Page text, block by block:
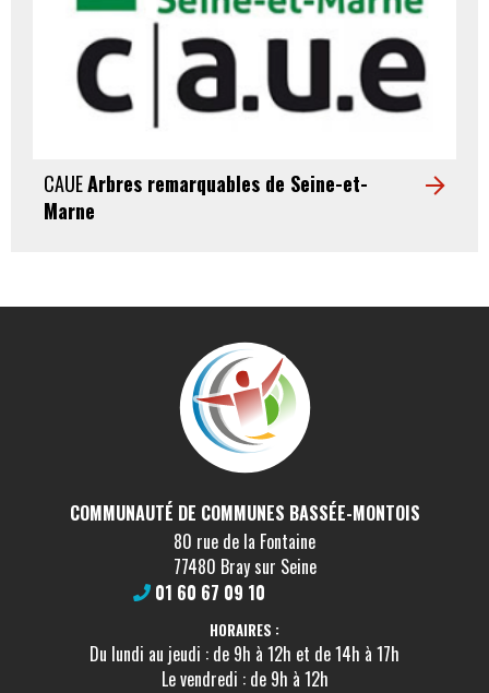
CAUEArbres remarquables de Seine-et-
Marne
COMMUNAUTÉ DE COMMUNES BASSÉE-MONTOIS
80 rue de la Fontaine
77480 Bray sur Seine
01 60 67 09 10
HORAIRES :
Du lundi au jeudi : de 9h à 12h et de 14h à 17h
Le vendredi : de 9h à 12h